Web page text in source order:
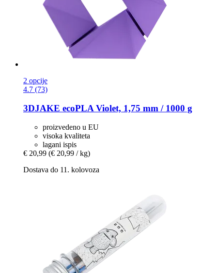
2 opcije
4.7 (73)
3DJAKE ecoPLA Violet, 1,75 mm / 1000 g
proizvedeno u EU
visoka kvaliteta
lagani ispis
€ 20,99 (€ 20,99 / kg)
Dostava do 11. kolovoza